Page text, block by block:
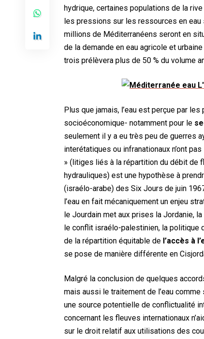
hydrique, certaines populations de la
les pressions sur les ressources en eau
millions de Méditerranéens seront en
de la demande en eau agricole et
trois prélèvera plus de 50 % du volume
Plus que jamais, l’eau est perçue par
socioéconomique- notamment pour le
seulement il y a eu très peu de guerres
interétatiques ou infranationaux n’ont pas
» (litiges liés à la répartition du débit de
hydrauliques) est une hypothèse à
(israélo-arabe) des Six Jours de juin
l’eau en fait mécaniquement un enjeu
le Jourdain met aux prises la Jordanie,
le conflit israélo-palestinien, la politique
de la répartition équitable de l’accès à
se pose de manière différente en
Malgré la conclusion de quelques
mais aussi le traitement de l’eau
une source potentielle de conflictualité
concernant les fleuves internationaux
sur le droit relatif aux utilisations des